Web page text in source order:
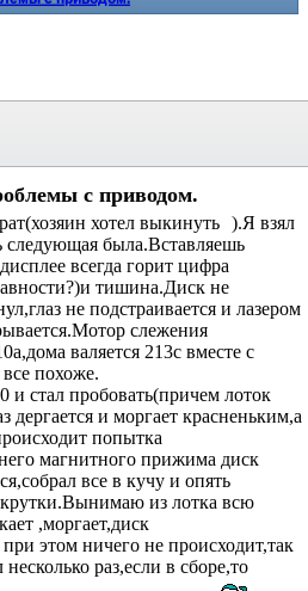
с приводом.
хотел выкинуть
).Я
следующая была.Вставляешь
всегда горит цифра
тишина.Диск не
не подстраивается и лазером
слежения
валяется 213с вместе с
похоже.
и стал пробовать(причем лоток
дергается и моргает красненьким,а
попытка
магнитного прижима диск
все в кучу и опять
из лотка всю
,моргает,диск
этом ничего не происходит,так
раз,если в сборе,то